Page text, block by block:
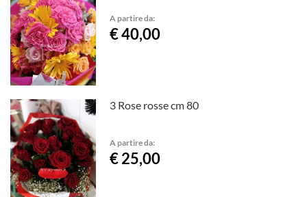
A partire da:
€ 40,00
3 Rose rosse cm 80
A partire da:
€ 25,00